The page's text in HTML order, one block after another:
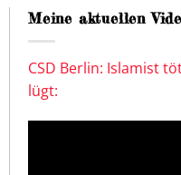
Meine aktuellen
CSD Berlin: Islamist
lügt: